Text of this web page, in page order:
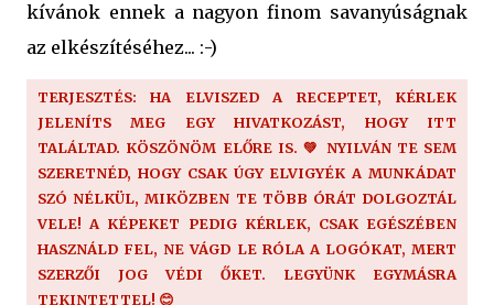
kívánok ennek a nagyon finom savanyúságnak
az elkészítéséhez... :-)
TERJESZTÉS: HA ELVISZED A RECEPTET, KÉRLEK
JELENÍTS MEG EGY HIVATKOZÁST, HOGY ITT
TALÁLTAD. KÖSZÖNÖM ELŐRE IS. 💚 NYILVÁN TE SEM
SZERETNÉD, HOGY CSAK ÚGY ELVIGYÉK A MUNKÁDAT
SZÓ NÉLKÜL, MIKÖZBEN TE TÖBB ÓRÁT DOLGOZTÁL
VELE! A KÉPEKET PEDIG KÉRLEK, CSAK EGÉSZÉBEN
HASZNÁLD FEL, NE VÁGD LE RÓLA A LOGÓKAT, MERT
SZERZŐI JOG VÉDI ŐKET. LEGYÜNK EGYMÁSRA
TEKINTETTEL! 😊